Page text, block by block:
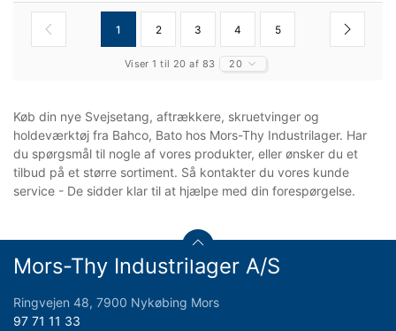
1 2 3 4 5
Viser 1 til 20 af 83 20
Køb din nye Svejsetang, aftrækkere, skruetvinger og
holdeværktøj fra Bahco, Bato hos Mors-Thy Industrilager. Har
du spørgsmål til nogle af vores produkter, eller ønsker du et
tilbud på et større sortiment. Så kontakter du vores kunde
service - De sidder klar til at hjælpe med din forespørgelse.
Mors-Thy Industrilager A/S
Ringvejen 48, 7900 Nykøbing Mors
97 71 11 33